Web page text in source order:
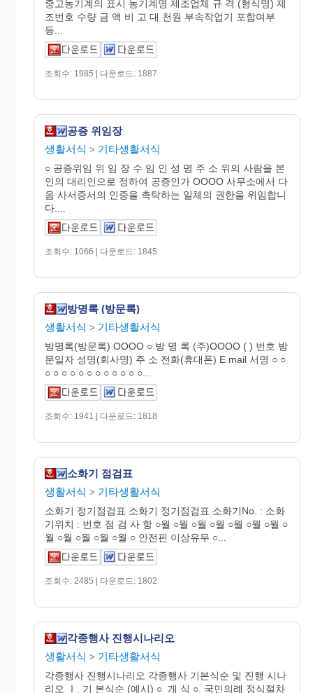
중고농기계의 표시 농기계명 제조업체 규 격 (형식명) 제
조번호 수량 금 액 비 고 대 천원 부속작업기 포함여부
등...
조회수: 1985 | 다운로드: 1887
공증 위임장
생활서식 > 기타생활서식
○ 공증위임 위 임 장 수 임 인 성 명 주 소 위의 사람을 본
인의 대리인으로 정하여 공증인가 OOOO 사무소에서 다
음 사서증서의 인증을 촉탁하는 일체의 권한을 위임합니
다....
조회수: 1066 | 다운로드: 1845
방명록 (방문록)
생활서식 > 기타생활서식
방명록(방문록) OOOO ○ 방 명 록 (주)OOOO ( ) 번호 방
문일자 성명(회사명) 주 소 전화(휴대폰) E mail 서명 ○ ○
○ ○ ○ ○ ○ ○ ○ ○ ○ ○ ○ ○...
조회수: 1941 | 다운로드: 1818
소화기 점검표
생활서식 > 기타생활서식
소화기 정기점검표 소화기 정기점검표 소화기No. : 소화
기위치 : 번호 점 검 사 항 ○월 ○월 ○월 ○월 ○월 ○월 ○월 ○
월 ○월 ○월 ○월 ○월 ○ 안전핀 이상유무 ○...
조회수: 2485 | 다운로드: 1802
각종행사 진행시나리오
생활서식 > 기타생활서식
각종행사 진행시나리오 각종행사 기본식순 및 진행 시나
리오 Ⅰ. 기 본식순 (예시) ○. 개 식 ○. 국민의례 정식절차